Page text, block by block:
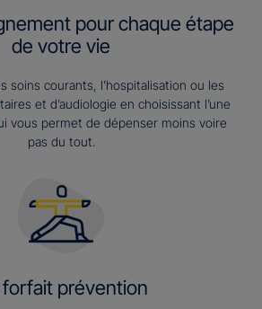
pour chaque étape
de votre vie
soins courants, l’hospitalisation ou les
et d’audiologie en choisissant l’une
vous permet de dépenser moins voire
pas du tout.
forfait prévention